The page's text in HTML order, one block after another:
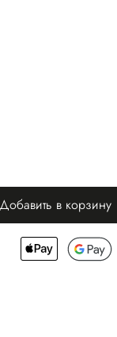
Добавить в корзину